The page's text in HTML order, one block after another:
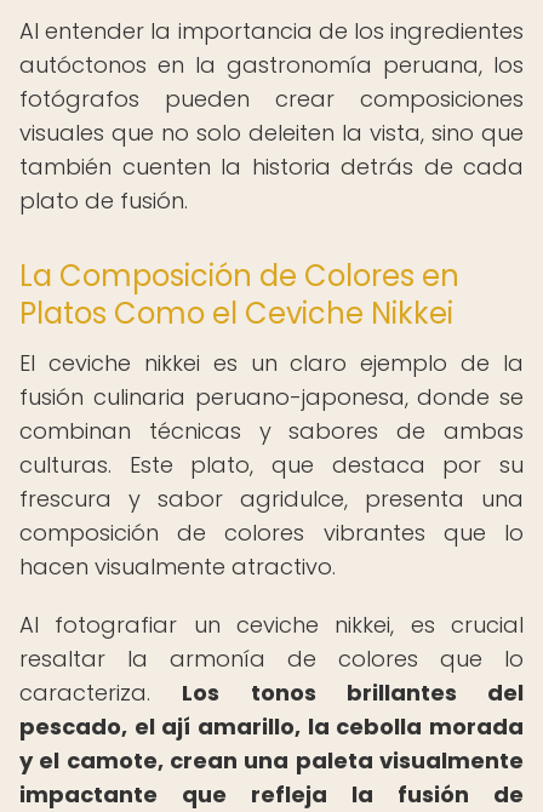
Al entender la importancia de los ingredientes
autóctonos en la gastronomía peruana, los
fotógrafos pueden crear composiciones
visuales que no solo deleiten la vista, sino que
también cuenten la historia detrás de cada
plato de fusión.
La Composición de Colores en
Platos Como el Ceviche Nikkei
El ceviche nikkei es un claro ejemplo de la
fusión culinaria peruano-japonesa, donde se
combinan técnicas y sabores de ambas
culturas. Este plato, que destaca por su
frescura y sabor agridulce, presenta una
composición de colores vibrantes que lo
hacen visualmente atractivo.
Al fotografiar un ceviche nikkei, es crucial
resaltar la armonía de colores que lo
caracteriza. Los tonos brillantes del
pescado, el ají amarillo, la cebolla morada
y el camote, crean una paleta visualmente
impactante que refleja la fusión de